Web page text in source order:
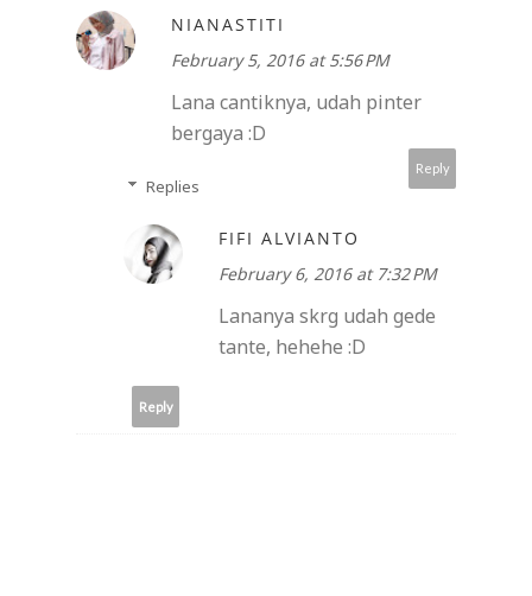
NIANASTITI
February 5, 2016 at 5:56 PM
Lana cantiknya, udah pinter
bergaya :D
Reply
Replies
FIFI ALVIANTO
February 6, 2016 at 7:32 PM
Lananya skrg udah gede
tante, hehehe :D
Reply